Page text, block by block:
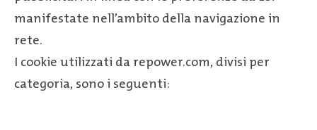
manifestate nell’ambito della navigazione in
rete.
I cookie utilizzati da repower.com, divisi per
categoria, sono i seguenti: